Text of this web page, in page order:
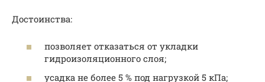
Достоинства:
позволяет отказаться от укладки
гидроизоляционного слоя;
усадка не более 5 % под нагрузкой 5 кПа;